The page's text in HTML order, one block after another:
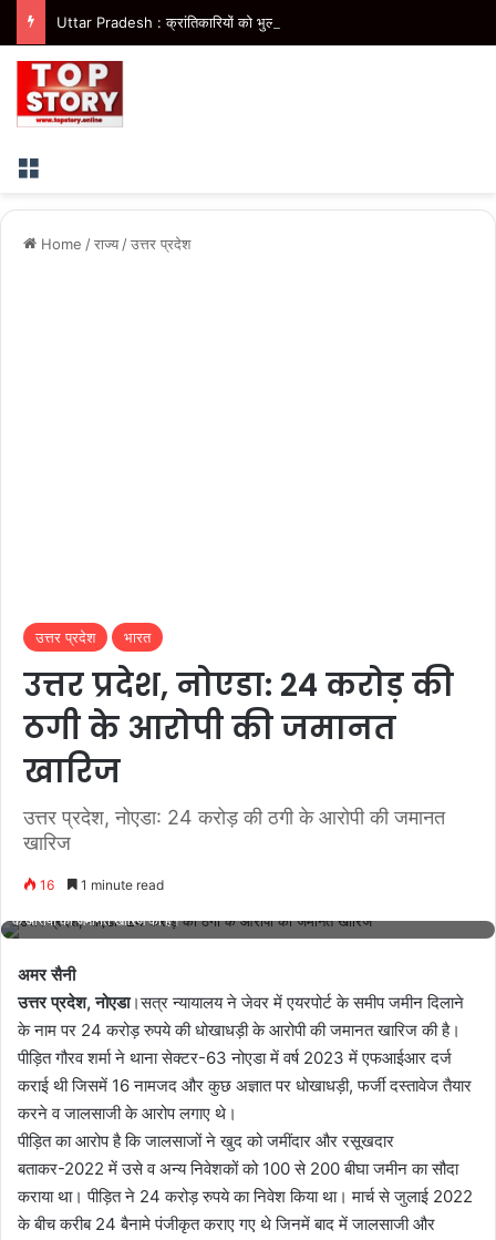
Menu
Home /राज्य /उत्तर प्रदेश
उत्तर प्रदेश भारत
उत्तर प्रदेश, नोएडा: 24 करोड़ की
ठगी के आरोपी की जमानत
खारिज
उत्तर प्रदेश, नोएडा: 24 करोड़ की ठगी के आरोपी की जमानत
खारिज
16 1 minute read
के आरोपी की जमानत खारिज की है।
अमर सैनी
उत्तर प्रदेश, नोएडा।सत्र न्यायालय ने जेवर में एयरपोर्ट के समीप जमीन दिलाने
के नाम पर 24 करोड़ रुपये की धोखाधड़ी के आरोपी की जमानत खारिज की है।
पीड़ित गौरव शर्मा ने थाना सेक्टर-63 नोएडा में वर्ष 2023 में एफआईआर दर्ज
कराई थी जिसमें 16 नामजद और कुछ अज्ञात पर धोखाधड़ी, फर्जी दस्तावेज तैयार
करने व जालसाजी के आरोप लगाए थे।
पीड़ित का आरोप है कि जालसाजों ने खुद को जमींदार और रसूखदार
बताकर-2022 में उसे व अन्य निवेशकों को 100 से 200 बीघा जमीन का सौदा
कराया था। पीड़ित ने 24 करोड़ रुपये का निवेश किया था। मार्च से जुलाई 2022
के बीच करीब 24 बैनामे पंजीकृत कराए गए थे जिनमें बाद में जालसाजी और